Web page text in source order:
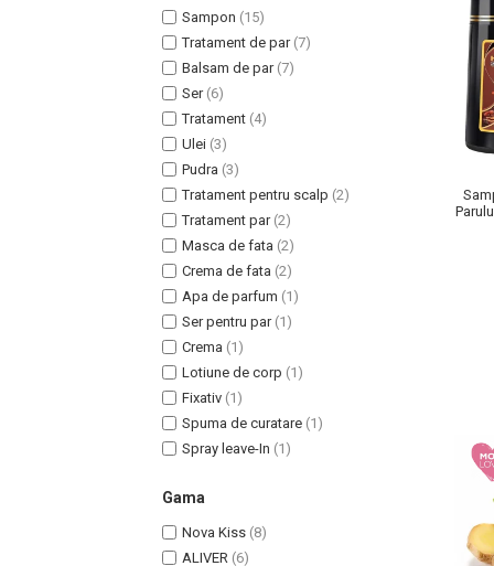
Uleiuri Unghii / Cuticule
Sampon (15)
Tratament de par (7)
Balsam de par (7)
Ser (6)
Tratament (4)
Ulei (3)
Pudra (3)
Tratament pentru scalp (2)
Tratament par (2)
Masca de fata (2)
Crema de fata (2)
Apa de parfum (1)
Ser pentru par (1)
Crema (1)
Lotiune de corp (1)
Fixativ (1)
Spuma de curatare (1)
Spray leave-In (1)
Gama
Nova Kiss (8)
ALIVER (6)
si